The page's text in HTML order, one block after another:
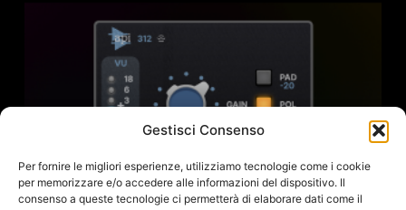
Gestisci Consenso
Per fornire le migliori esperienze, utilizziamo tecnologie come i cookie
per memorizzare e/o accedere alle informazioni del dispositivo. Il
consenso a queste tecnologie ci permetterà di elaborare dati come il